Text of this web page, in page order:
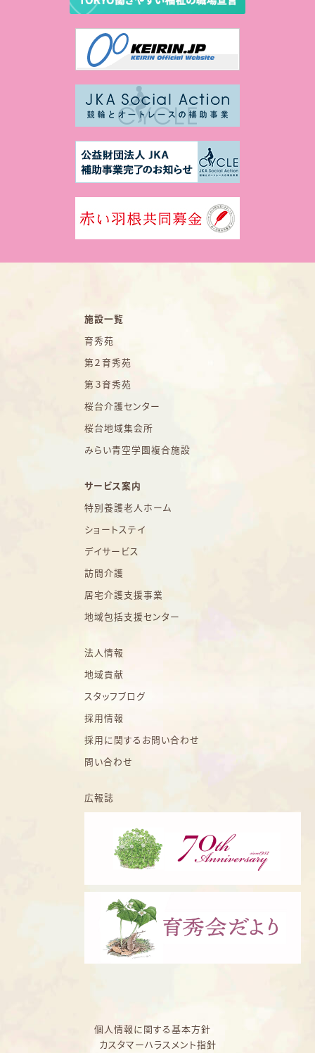
施設一覧
育秀苑
第２育秀苑
第３育秀苑
桜台介護センター
桜台地域集会所
みらい青空学園複合施設
サービス案内
特別養護老人ホーム
ショートステイ
デイサービス
訪問介護
居宅介護支援事業
地域包括支援センター
法人情報
地域貢献
スタッフブログ
採用情報
採用に関するお問い合わせ
問い合わせ
広報誌
個人情報に関する基本方針
カスタマーハラスメント指針